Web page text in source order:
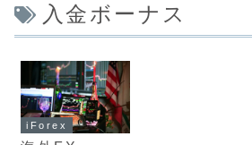
入金ボーナス
iForex